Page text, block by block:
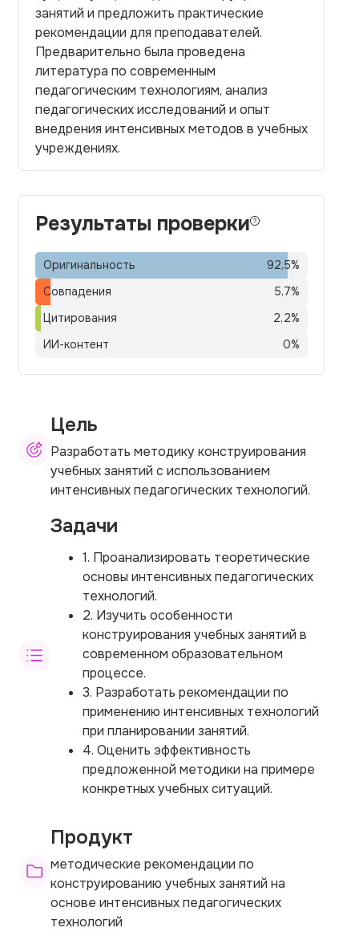
занятий и предложить практические
рекомендации для преподавателей.
Предварительно была проведена
литература по современным
педагогическим технологиям, анализ
педагогических исследований и опыт
внедрения интенсивных методов в учебных
учреждениях.
Результаты проверки
Оригинальность 92,5%
Совпадения
5,7%
Цитирования
2,2%
ИИ-контент
0%
Цель
Разработать методику конструирования
учебных занятий с использованием
интенсивных педагогических технологий.
Задачи
1. Проанализировать теоретические
основы интенсивных педагогических
технологий.
2. Изучить особенности
конструирования учебных занятий в
современном образовательном
процессе.
3. Разработать рекомендации по
применению интенсивных технологий
при планировании занятий.
4. Оценить эффективность
предложенной методики на примере
конкретных учебных ситуаций.
Продукт
методические рекомендации по
конструированию учебных занятий на
основе интенсивных педагогических
технологий